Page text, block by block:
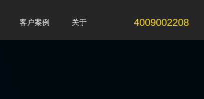
4009002208
客户案例
关于